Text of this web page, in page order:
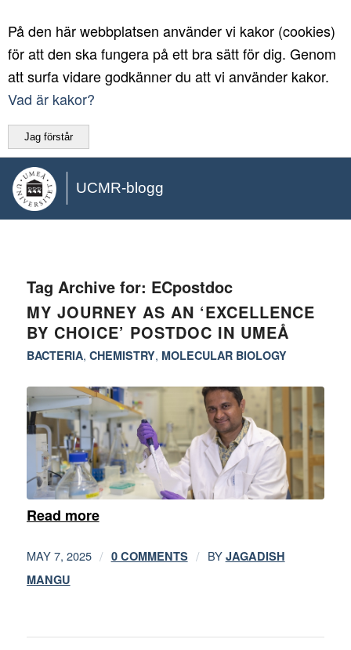
På den här webbplatsen använder vi kakor (cookies)
för att den ska fungera på ett bra sätt för dig. Genom
att surfa vidare godkänner du att vi använder kakor.
Vad är kakor?
Jag förstår
UCMR-blogg
Tag Archive for: ECpostdoc
MY JOURNEY AS AN ‘EXCELLENCE
BY CHOICE’ POSTDOC IN UMEÅ
BACTERIA, CHEMISTRY, MOLECULAR BIOLOGY
Read more
MAY 7, 2025 / 0 COMMENTS / BY JAGADISH
MANGU